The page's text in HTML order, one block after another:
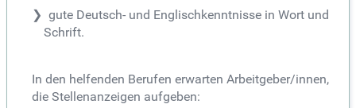
gute Deutsch- und Englischkenntnisse in Wort und
Schrift.
In den helfenden Berufen erwarten Arbeitgeber/innen,
die Stellenanzeigen aufgeben: